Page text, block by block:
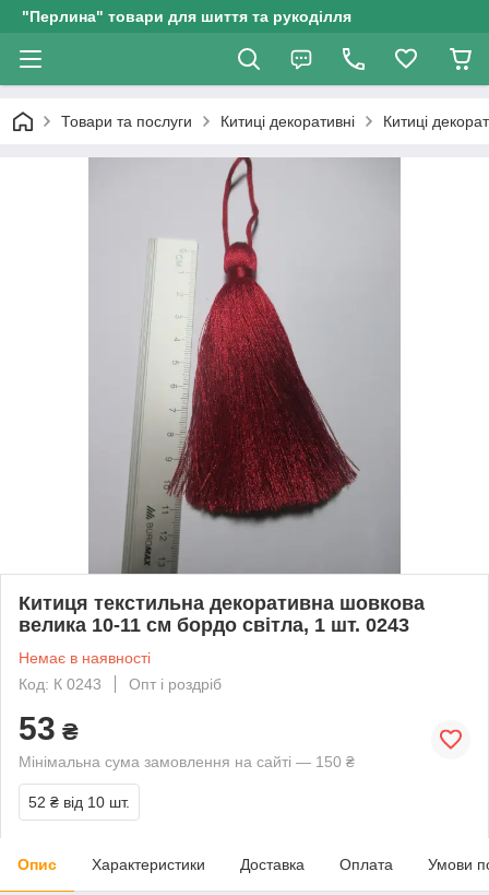
"Перлина" товари для шиття та рукоділля
Товари та послуги Китиці декоративні Китиці
Китиця текстильна декоративна шовкова
велика 10-11 см бордо світла, 1 шт. 0243
Немає в наявності
Код: К 0243
Опт і роздріб
53 ₴
Мінімальна сума замовлення на сайті — 150 ₴
52 ₴ від 10 шт.
Опис Характеристики Доставка Оплата Умови